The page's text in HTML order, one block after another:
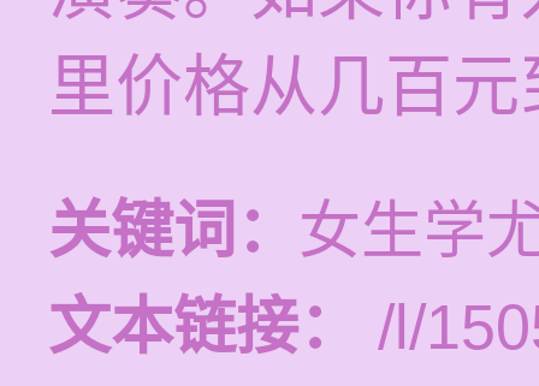
里价格从几百
关键词： 女生学
文本链接：
/l/